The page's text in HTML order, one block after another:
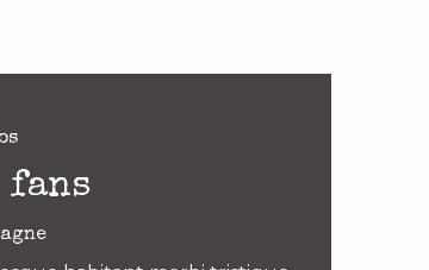
fans